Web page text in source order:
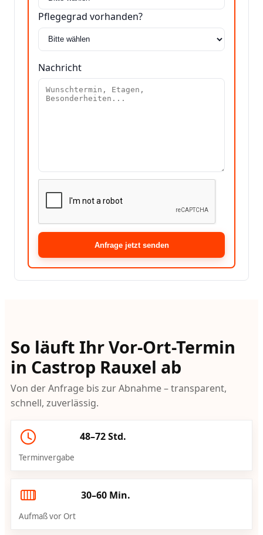
Pflegegrad vorhanden?
Nachricht
Anfrage jetzt senden
So läuft Ihr Vor-Ort-Termin
in Castrop Rauxel ab
Von der Anfrage bis zur Abnahme – transparent,
schnell, zuverlässig.
48–72 Std.
Terminvergabe
30–60 Min.
Aufmaß vor Ort